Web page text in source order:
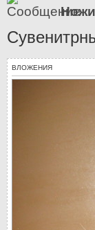
Ножи
ВЛОЖЕНИЯ